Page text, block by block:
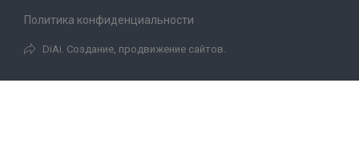
Политика конфиденциальности
DiAi. Создание, продвижение сайтов.